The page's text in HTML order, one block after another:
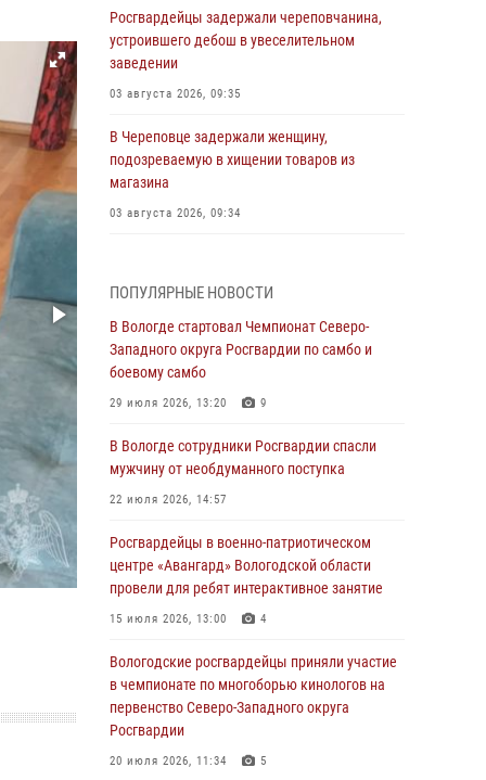
Росгвардейцы задержали череповчанина,
устроившего дебош в увеселительном
заведении
03 августа 2026, 09:35
В Череповце задержали женщину,
подозреваемую в хищении товаров из
магазина
03 августа 2026, 09:34
округа Росгвардии по спортивному и боевому
самбо
03 августа 2026, 08:54 8 1
ЗА МИНУВШУЮ НЕДЕЛЮ СОТРУДНИКАМИ
В ВОЛОГОДСКОЙ ОБЛАСТИ ЗАДЕРЖАНО 23
ПРАВОНАРУШИТЕЛЯ
02 августа 2026, 10:37
Росгвардейцы в г. Соколе задержали
несовершеннолетнего нарушителя
на питбайке
31 июля 2026, 06:43
В Вологде стартовал Чемпионат Северо-
Западного округа Росгвардии по самбо и
боевому самбо
29 июля 2026, 13:20
ПОПУЛЯРНЫЕ НОВОСТИ
В Вологде стартовал Чемпионат Северо-
Западного округа Росгвардии по самбо и
боевому самбо
29 июля 2026, 13:20 9
В Вологде сотрудники Росгвардии спасли
мужчину от необдуманного поступка
22 июля 2026, 14:57
Росгвардейцы в военно-патриотическом
центре «Авангард» Вологодской области
провели для ребят интерактивное занятие
15 июля 2026, 13:00 4
Вологодские росгвардейцы приняли участие
в чемпионате по многоборью кинологов на
первенство Северо-Западного округа
Росгвардии
20 июля 2026, 11:34 5